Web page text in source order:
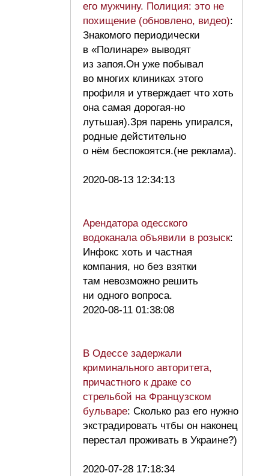
его мужчину. Полиция: это не
похищение (обновлено, видео):
Знакомого периодически
в «Полинаре» выводят
из запоя.Он уже побывал
во многих клиниках этого
профиля и утверждает что хоть
она самая дорогая-но
лутьшая).Зря парень упирался,
родные дейстительно
о нём беспокоятся.(не реклама).
2020-08-13 12:34:13
Арендатора одесского
водоканала объявили в розыск:
Инфокс хоть и частная
компания, но без взятки
там невозможно решить
ни одного вопроса.
2020-08-11 01:38:08
В Одессе задержали
криминального авторитета,
причастного к драке со
стрельбой на Французском
бульваре: Сколько раз его нужно
экстрадировать чтбы он наконец
перестал проживать в Украине?)
2020-07-28 17:18:34